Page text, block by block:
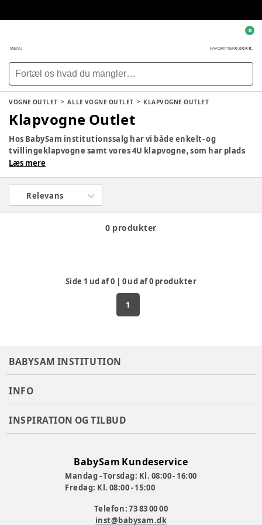
MENU FAVORITTER0,00 KR.
0
VOGNE OUTLET ALLE VOGNE OUTLET KLAPVOGNE OUTLET
Klapvogne Outlet
Hos BabySam institutionssalg har vi både enkelt- og
tvillingeklapvogne samt vores 4U klapvogne, som har plads
til hele fire børn, og fås både med- og uden motor.
Læs mere
Relevans
0 produkter
Side 1 ud af0 0ud af0 produkter
1
BABYSAM INSTITUTION
INFO
INSPIRATION OG TILBUD
BabySam Kundeservice
Mandag - Torsdag: Kl. 08:00 - 16:00
Fredag: Kl. 08:00 - 15:00
Telefon: 73 83 00 00
inst@babysam.dk